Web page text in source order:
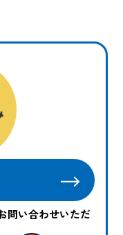
問い合わせいただ